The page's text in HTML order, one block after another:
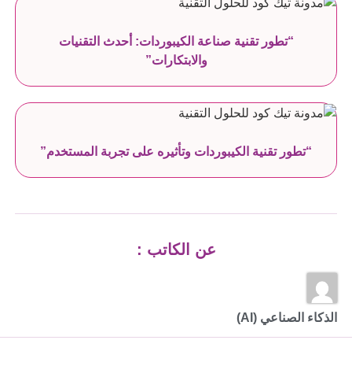
“تطور تقنية صناعة الكيبوردات: أحدث التقنيات
والابتكارات”
“تطور تقنية الكيبوردات وتأثيره على تجربة المستخدم”
عن الكاتب :
الذكاء الصناعي (AI)